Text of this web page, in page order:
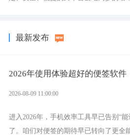
最新发布
2026年使用体验超好的便签软
2026-08-09 11:00:00
进入2026年，手机效率工具早已告别“
了。咱们对便签的期待早已转向了更全